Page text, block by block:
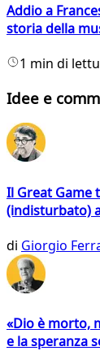
Addio a
storia della
1 min di
Idee e
Il Great Game
(indisturbato)
di Giorgio
«Dio è morto,
e la speranza